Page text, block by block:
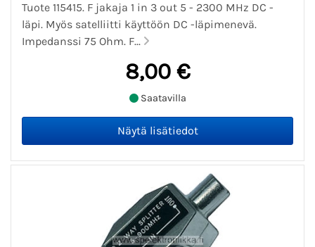
Tuote 115415. F jakaja 1 in 3 out 5 - 2300 MHz DC -
läpi. Myös satelliitti käyttöön DC -läpimenevä.
Impedanssi 75 Ohm. F...
8,00 €
Saatavilla